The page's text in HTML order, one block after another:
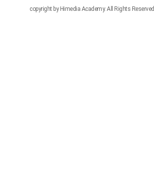
copyright by Himedia Academy. All Rights Reserved.